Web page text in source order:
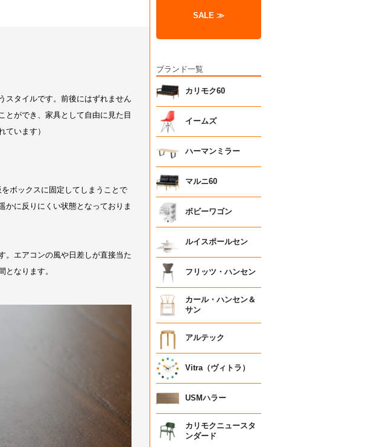
SALE ≫
ブランド一覧
カリモク60
イームズ
ハーマンミラー
マルニ60
ボビーワゴン
ルイスポールセン
フリッツ・ハンセン
カール・ハンセン＆
サン
アルテック
Vitra（ヴィトラ）
USMハラー
カリモクニュースタ
ンダード